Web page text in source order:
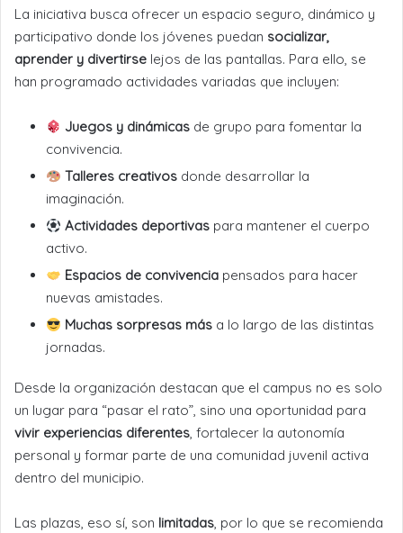
La iniciativa busca ofrecer un espacio seguro, dinámico y
participativo donde los jóvenes puedan socializar,
aprender y divertirse lejos de las pantallas. Para ello, se
han programado actividades variadas que incluyen:
Juegos y dinámicas de grupo para fomentar la
convivencia.
Talleres creativos donde desarrollar la
imaginación.
Actividades deportivas para mantener el cuerpo
activo.
Espacios de convivencia pensados para hacer
nuevas amistades.
Muchas sorpresas más a lo largo de las distintas
jornadas.
Desde la organización destacan que el campus no es solo
un lugar para “pasar el rato”, sino una oportunidad para
vivir experiencias diferentes, fortalecer la autonomía
personal y formar parte de una comunidad juvenil activa
dentro del municipio.
Las plazas, eso sí, son limitadas, por lo que se recomienda